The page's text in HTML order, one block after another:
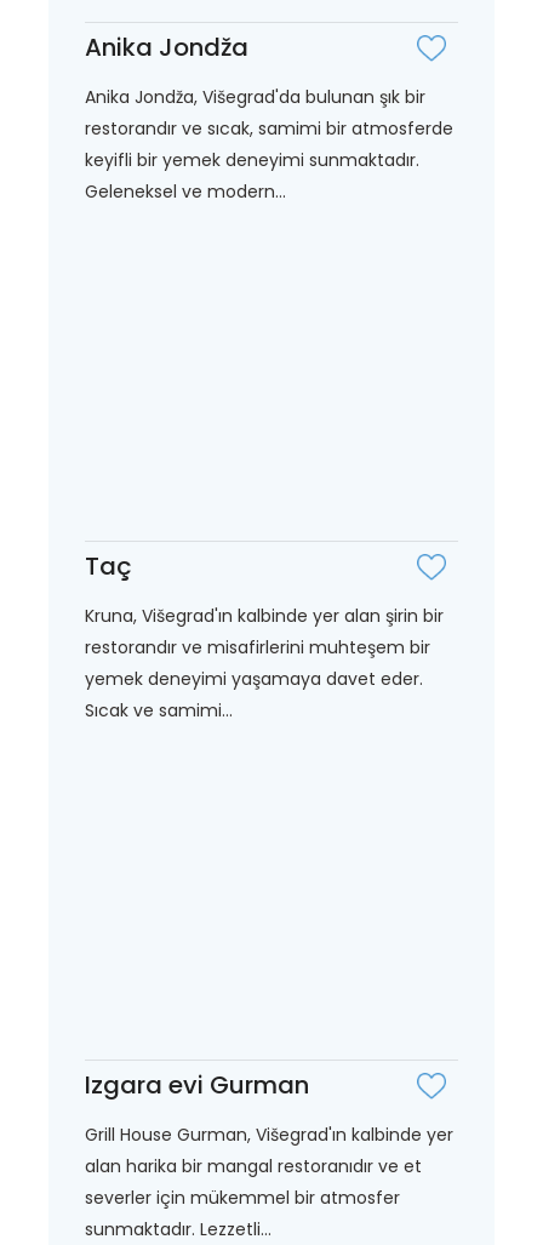
Anika Jondža
Anika Jondža, Višegrad'da bulunan şık bir
restorandır ve sıcak, samimi bir atmosferde
keyifli bir yemek deneyimi sunmaktadır.
Geleneksel ve modern...
Taç
Kruna, Višegrad'ın kalbinde yer alan şirin bir
restorandır ve misafirlerini muhteşem bir
yemek deneyimi yaşamaya davet eder.
Sıcak ve samimi...
Izgara evi Gurman
Grill House Gurman, Višegrad'ın kalbinde yer
alan harika bir mangal restoranıdır ve et
severler için mükemmel bir atmosfer
sunmaktadır. Lezzetli...